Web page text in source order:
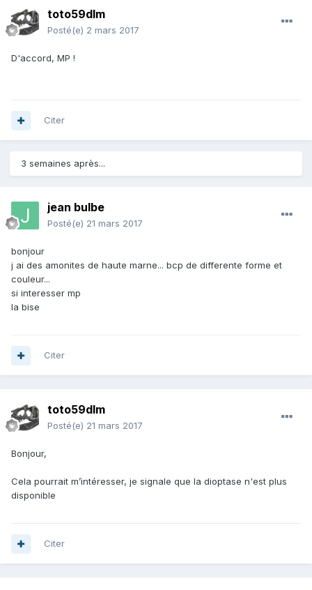
toto59dlm
Posté(e) 2 mars 2017
D'accord, MP !
Citer
3 semaines après...
jean bulbe
Posté(e) 21 mars 2017
bonjour
j ai des amonites de haute marne... bcp de differente forme et
couleur...
si interesser mp
la bise
Citer
toto59dlm
Posté(e) 21 mars 2017
Bonjour,
Cela pourrait m’intéresser, je signale que la dioptase n'est plus
disponible
Citer